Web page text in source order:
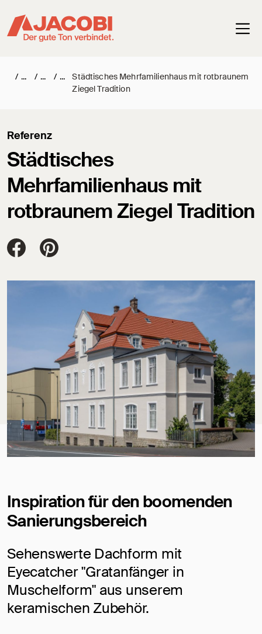
/ / /
Städtisches Mehrfamilienhaus mit rotbraunem
Ziegel Tradition
Städtisches
Mehrfamilienhaus mit
rotbraunem Ziegel Tradition
Referenz
Jacobi Dachziegel auf FaceBook
Jacobi Dachziegel auf Pinterest
Inspiration für den boomenden
Sanierungsbereich
Sehenswerte Dachform mit
Eyecatcher "Gratanfänger in
Muschelform" aus unserem
keramischen Zubehör.